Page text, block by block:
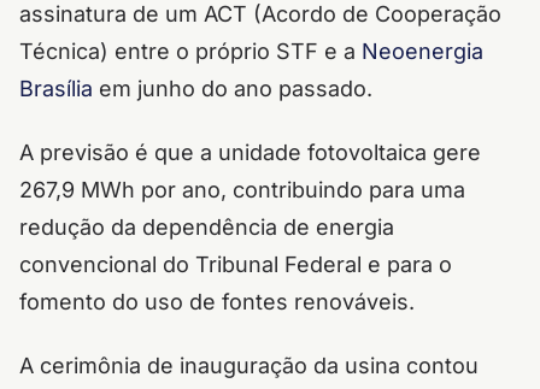
assinatura de um ACT (Acordo de Cooperação
Técnica) entre o próprio STF e a Neoenergia
Brasília em junho do ano passado.
A previsão é que a unidade fotovoltaica gere
267,9 MWh por ano, contribuindo para uma
redução da dependência de energia
convencional do Tribunal Federal e para o
fomento do uso de fontes renováveis.
A cerimônia de inauguração da usina contou